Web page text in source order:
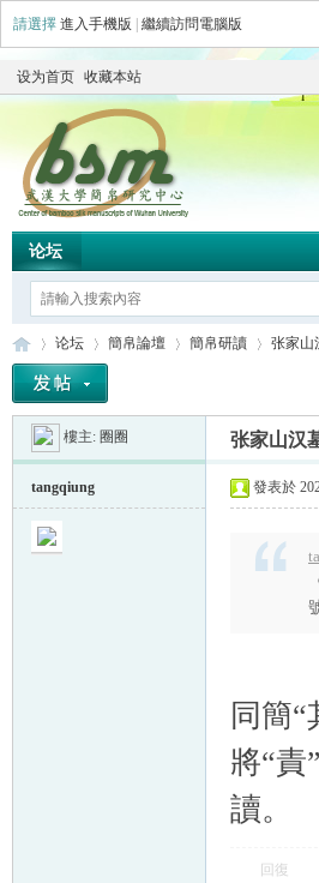
請選擇 進入手機版 繼續訪問電腦版
设为首页 收藏本站
论坛
»
论坛
›
簡帛論壇 簡帛研讀
›
张家山
樓主: 圈圈 张家山汉
tangqiung 發表於
同簡
將“責
讀。
回復